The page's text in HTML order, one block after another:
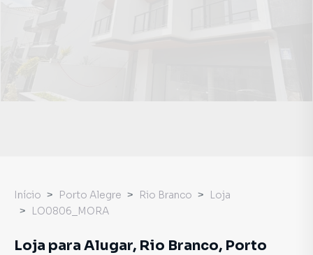
Início Porto Alegre Rio Branco
Loja
LO0806_MORA
Loja para Alugar, Rio Branco, Porto